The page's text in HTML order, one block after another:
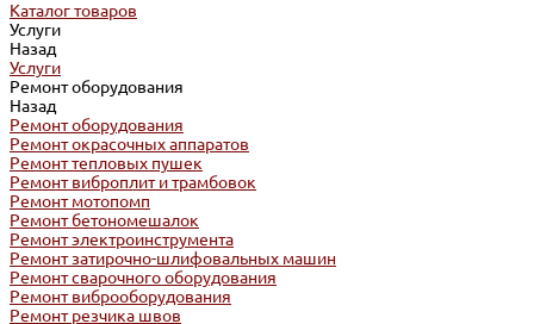
Каталог товаров
Услуги
Назад
Услуги
Ремонт оборудования
Назад
Ремонт оборудования
Ремонт окрасочных аппаратов
Ремонт тепловых пушек
Ремонт виброплит и трамбовок
Ремонт мотопомп
Ремонт бетономешалок
Ремонт электроинструмента
Ремонт затирочно-шлифовальных машин
Ремонт сварочного оборудования
Ремонт виброоборудования
Ремонт резчика швов